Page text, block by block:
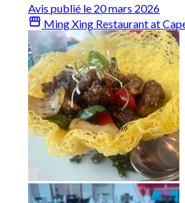
Avis publié le 20 mars 2026
Ming Xing Restaurant at